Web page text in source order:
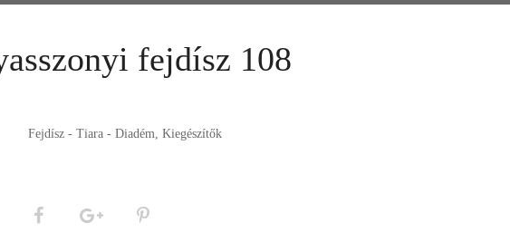
fejdísz 108
Fejdísz - Tiara - Diadém, Kiegészítők